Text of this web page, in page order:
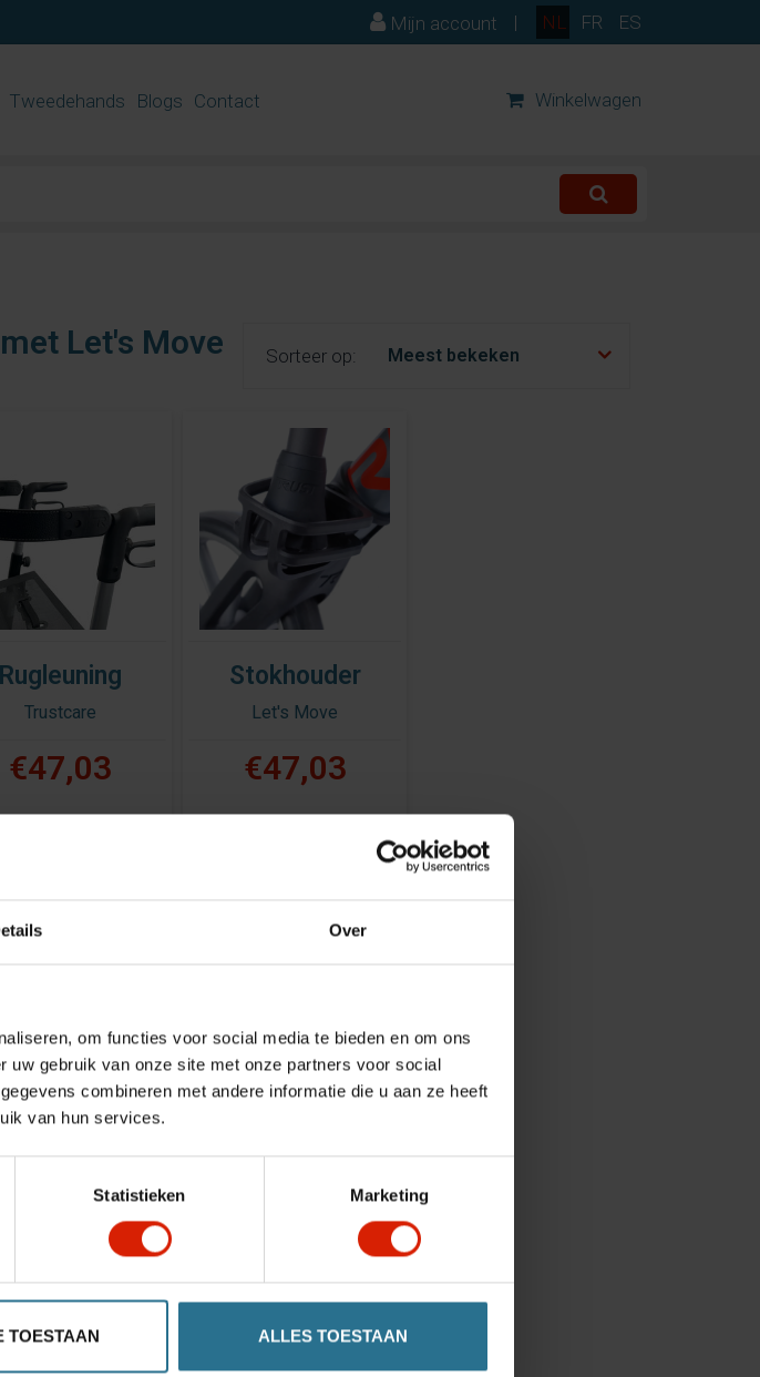
Over
om functies voor social media te bieden en om ons
gebruik van onze site met onze partners voor social
combineren met andere informatie die u aan ze heeft
van hun services.
Statistieken Marketing
TOESTAAN ALLES TOESTAAN
NL FR ES
Mijn account |
Tweedehands Blogs Contact Winkelwagen
Let's Move Sorteer op:
Rugleuning
Trustcare
€47,03
Stokhouder
Let's Move
€47,03